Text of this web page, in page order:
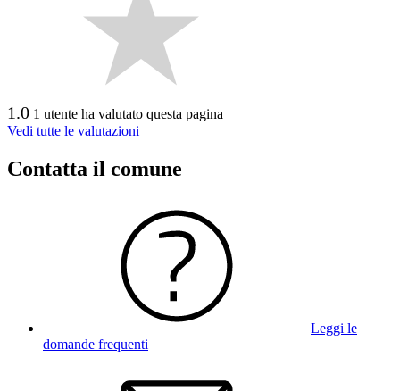
1.0 1 utente ha valutato questa pagina
Vedi tutte le valutazioni
Contatta il comune
Leggi le
domande frequenti